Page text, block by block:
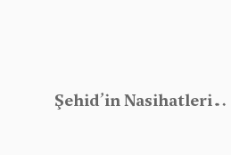
Şehid’in Nasihatleri…